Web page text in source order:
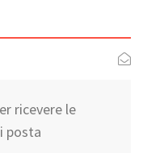
ricevere le
posta